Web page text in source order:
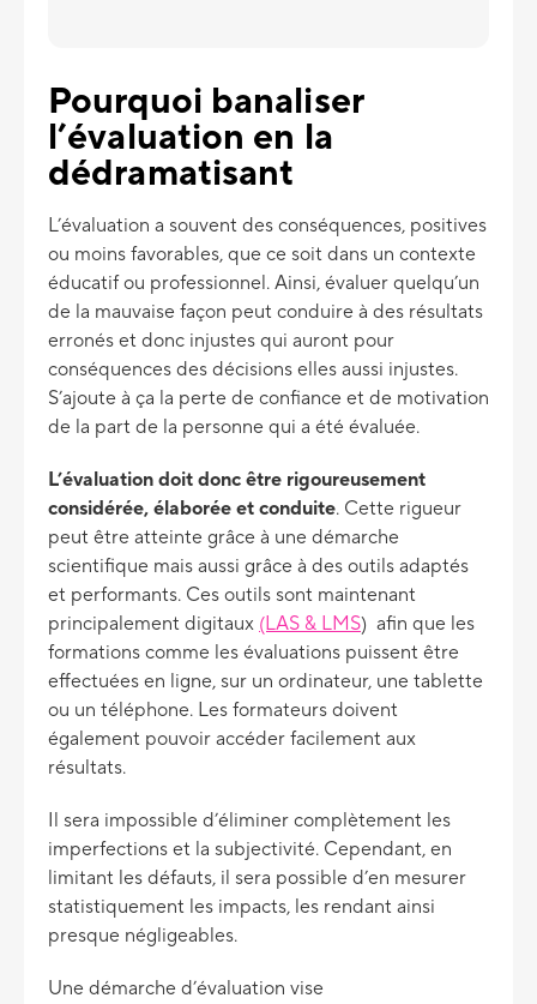
Pourquoi banaliser
l’évaluation en la
dédramatisant
L’évaluation a souvent des conséquences, positives
ou moins favorables, que ce soit dans un contexte
éducatif ou professionnel. Ainsi, évaluer quelqu’un
de la mauvaise façon peut conduire à des résultats
erronés et donc injustes qui auront pour
conséquences des décisions elles aussi injustes.
S’ajoute à ça la perte de confiance et de motivation
de la part de la personne qui a été évaluée.
L’évaluation doit donc être rigoureusement
considérée, élaborée et conduite. Cette rigueur
peut être atteinte grâce à une démarche
scientifique mais aussi grâce à des outils adaptés
et performants. Ces outils sont maintenant
principalement digitaux (LAS & LMS) afin que les
formations comme les évaluations puissent être
effectuées en ligne, sur un ordinateur, une tablette
ou un téléphone. Les formateurs doivent
également pouvoir accéder facilement aux
résultats.
Il sera impossible d’éliminer complètement les
imperfections et la subjectivité. Cependant, en
limitant les défauts, il sera possible d’en mesurer
statistiquement les impacts, les rendant ainsi
presque négligeables.
Une démarche d’évaluation vise